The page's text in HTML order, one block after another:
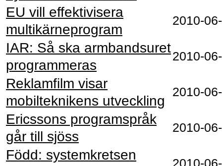
EU vill effektivisera
multikärneprogram
IAR: Så ska armbandsuret
programmeras
Reklamfilm visar
mobilteknikens utveckling
Ericssons programspråk
går till sjöss
Född: systemkretsen